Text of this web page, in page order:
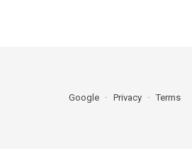
Google Privacy Terms